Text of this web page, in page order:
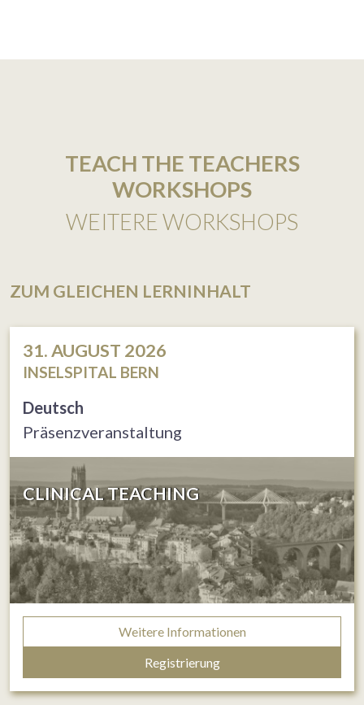
TEACH THE TEACHERS
WORKSHOPS
WEITERE WORKSHOPS
ZUM GLEICHEN LERNINHALT
31. AUGUST 2026
INSELSPITAL BERN
Deutsch
Präsenzveranstaltung
CLINICAL TEACHING
Weitere Informationen
Registrierung